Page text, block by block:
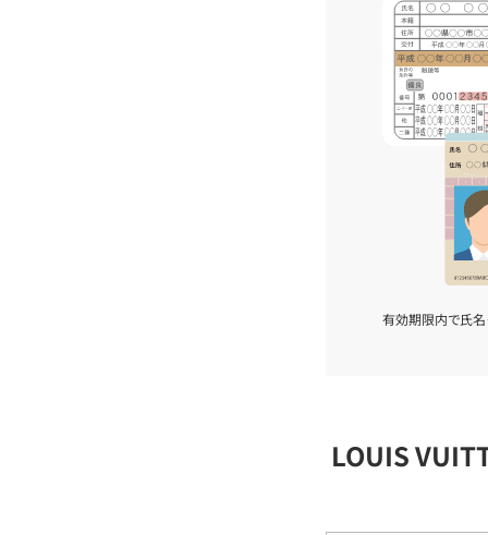
有効期限内で氏名
LOUIS